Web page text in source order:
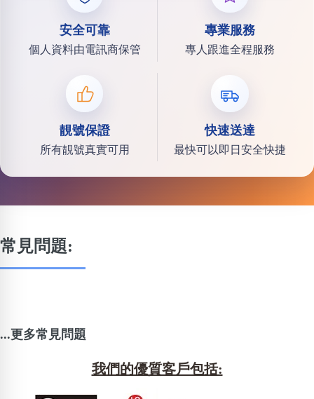
安全可靠
個人資料由電訊商保管
專業服務
專人跟進全程服務
靚號保證
所有靚號真實可用
快速送達
最快可以即日安全快捷
常見問題:
...更多常見問題
我們的優質客戶包括: